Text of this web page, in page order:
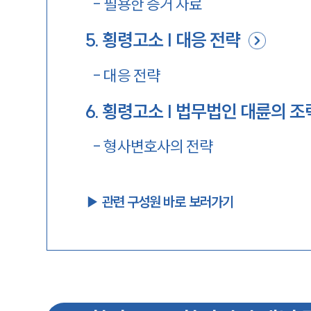
- 필용한 증거 자료
5. 횡령고소 | 대응 전략
- 대응 전략
6. 횡령고소 | 법무법인 대륜의 조
-형사변호사의 전략
▶︎ 관련 구성원 바로 보러가기